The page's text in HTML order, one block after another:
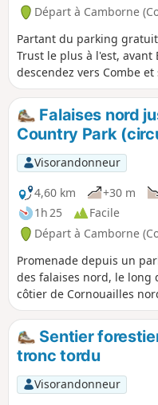
Départ à Camborne
Partant du parking
Trust le plus à l'est, avant
descendez vers Combe et
River, qui est aujourd'hui
naturelle, puis suivez le
ramène à Hell's Mouth,
West Coast Path jusqu'au
départ.
Falaises nord
Country Park
Visorandonneur
4,60 km
+30 m
1h 25
Facile
Départ à Camborne
Promenade depuis un
des falaises nord, le long
côtier de Cornouailles
parc naturel de Tehidy.
Sentier
tronc tordu
Visorandonneur